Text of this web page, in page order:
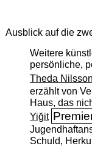
Ausblick auf die
Weitere
persönliche,
Theda
erzählt von
Haus, das
Yiğit
Schuld,